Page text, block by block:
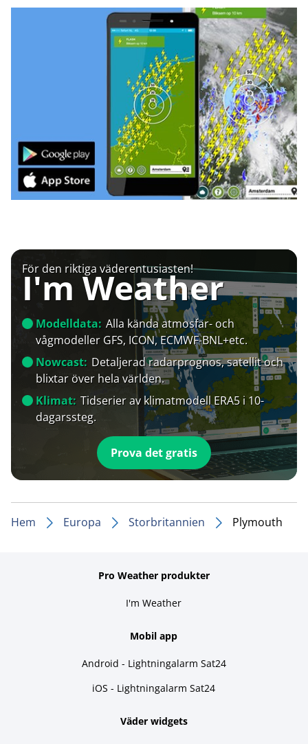
För den riktiga väderentusiasten!
I'm Weather
Modelldata: Alla kända atmosfär- och
vågmodeller GFS, ICON, ECMWF-BNL+etc.
Nowcast: Detaljerad radarprognos, satellit och
blixtar över hela världen.
Klimat: Tidserier av klimatmodell ERA5 i 10-
dagarssteg.
Prova det gratis
Hem Europa Storbritannien Plymouth
Pro Weather produkter
I'm Weather
Mobil app
Android - Lightningalarm Sat24
iOS - Lightningalarm Sat24
Väder widgets